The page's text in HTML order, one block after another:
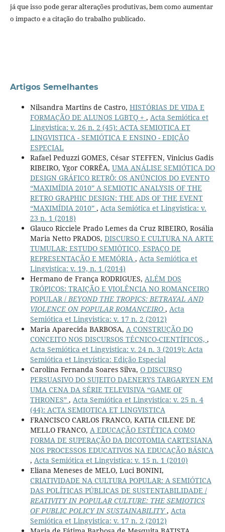
já que isso pode gerar alterações produtivas, bem como aumentar
o impacto e a citação do trabalho publicado.
Artigos Semelhantes
Nilsandra Martins de Castro, HISTÓRIAS DE VIDA E
FORMAÇÃO DE ALUNOS LGBTQ + , Acta Semiótica et
Lingvistica: v. 26 n. 2 (45): ACTA SEMIOTICA ET
LINGVISTICA - SEMIÓTICA E ENSINO - EDIÇÃO
ESPECIAL
Rafael Peduzzi GOMES, César STEFFEN, Vinicius Gadis
RIBEIRO, Ygor CORRÊA, UMA ANÁLISE SEMIÓTICA DO
DESIGN GRÁFICO RETRÔ: OS ANÚNCIOS DO EVENTO
“MAXIMÍDIA 2010” A SEMIOTIC ANALYSIS OF THE
RETRO GRAPHIC DESIGN: THE ADS OF THE EVENT
“MAXIMÍDIA 2010” , Acta Semiótica et Lingvistica: v.
23 n. 1 (2018)
Glauco Ricciele Prado Lemes da Cruz RIBEIRO, Rosália
Maria Netto PRADOS, DISCURSO E CULTURA NA ARTE
TUMULAR: ESTUDO SEMIÓTICO, ESPAÇO DE
REPRESENTAÇÃO E MEMÓRIA , Acta Semiótica et
Lingvistica: v. 19, n. 1 (2014)
Hermano de França RODRIGUES, ALÉM DOS
TRÓPICOS: TRAIÇÃO E VIOLÊNCIA NO ROMANCEIRO
POPULAR /BEYOND THE TROPICS: BETRAYAL AND
VIOLENCE ON POPULAR ROMANCEIRO , Acta
Semiótica et Lingvistica: v. 17 n. 2 (2012)
Maria Aparecida BARBOSA, A CONSTRUÇÃO DO
CONCEITO NOS DISCURSOS TÉCNICO-CIENTÍFICOS, ,
Acta Semiótica et Lingvistica: v. 24 n. 3 (2019): Acta
Semiótica et Lingvística: Edição Especial
Carolina Fernanda Soares Silva, O DISCURSO
PERSUASIVO DO SUJEITO DAENERYS TARGARYEN EM
UMA CENA DA SÉRIE TELEVISIVA “GAME OF
THRONES” , Acta Semiótica et Lingvistica: v. 25 n. 4
(44): ACTA SEMIOTICA ET LINGVISTICA
FRANCISCO CARLOS FRANCO, KATIA CILENE DE
MELLO FRANCO, A EDUCAÇÃO ESTÉTICA COMO
FORMA DE SUPERAÇÃO DA DICOTOMIA CARTESIANA
NOS PROCESSOS EDUCATIVOS NA EDUCAÇÃO BÁSICA
, Acta Semiótica et Lingvistica: v. 15 n. 1 (2010)
Eliana Meneses de MELO, Luci BONINI,
CRIATIVIDADE NA CULTURA POPULAR: A SEMIÓTICA
DAS POLÍTICAS PÚBLICAS DE SUSTENTABILIDADE /
REATIVITY IN POPULAR CULTURE: THE SEMIOTICS
OF PUBLIC POLICY IN SUSTAINABILITY , Acta
Semiótica et Lingvistica: v. 17 n. 2 (2012)